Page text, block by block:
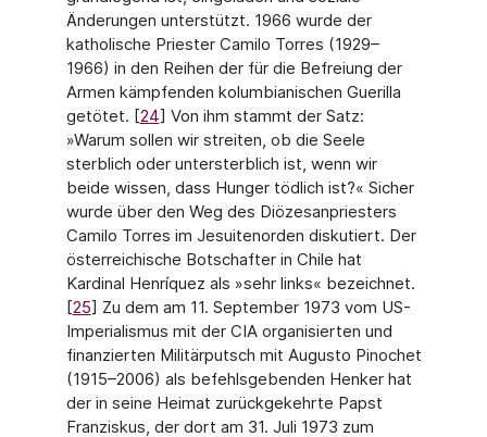
Änderungen unterstützt. 1966 wurde der
katholische Priester Camilo Torres (1929–
1966) in den Reihen der für die Befreiung der
Armen kämpfenden kolumbiani­schen Guerilla
getötet. [24] Von ihm stammt der Satz:
»Warum sollen wir streiten, ob die Seele
sterblich oder untersterblich ist, wenn wir
beide wissen, dass Hunger tödlich ist?« Sicher
wurde über den Weg des Diözesanpriesters
Camilo Torres im Jesuitenorden dis­kutiert. Der
österreichische Botschafter in Chile hat
Kardinal Henríquez als »sehr links« bezeichnet.
[25] Zu dem am 11. September 1973 vom US-
Imperialismus mit der CIA orga­nisierten und
finanzierten Militärputsch mit Augusto Pinochet
(1915–2006) als befehls­gebenden Henker hat
der in seine Heimat zurückgekehrte Papst
Franziskus, der dort am 31. Juli 1973 zum